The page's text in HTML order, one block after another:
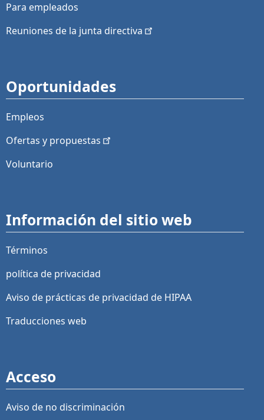
Para empleados
Reuniones de la junta directiva
Oportunidades
Empleos
Ofertas y propuestas
Voluntario
Información del sitio web
Términos
política de privacidad
Aviso de prácticas de privacidad de HIPAA
Traducciones web
Acceso
Aviso de no discriminación